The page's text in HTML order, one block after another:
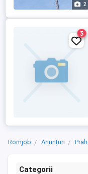
2
3
Romjob Anunțuri
Categorii